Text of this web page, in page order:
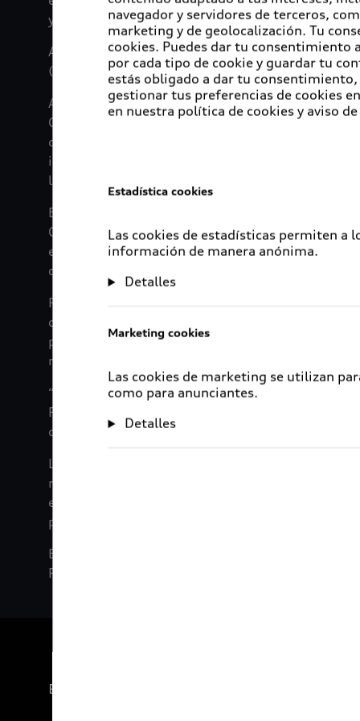
y modelos a seguir.
Audi ha participado en la Cumbre Mundial One
(Ingolstadt, Neckarsulm, Beijing, Bruselas, Győr
A Emmanuel Acosta, mexicano de 27 años y
Chiapa impulsa una campaña de información
desconsiderada. “Una sola colilla puede
indebidamente desechados y estamos en
libros o macetas”, comenta Emmanuel.
En la planta de Bruselas, Austen Lowe, de 22
ONU para reducir las desigualdades con el
en donde se hablan cuatro idiomas", dice Lowe,
comprensión y reducir la desigualdad".
Para Audi, la protección del medio ambiente va
objetivo de promover tecnologías ecológicas y
países participen en el One Young World. Entre
macro y micro plásticos o suministran
“Estoy orgulloso de mis jóvenes colegas y los
Foundation, estamos comprometidos en
comentó Rüdiger Recknagel, Director Gerente
La Cumbre Mundial One Young World reúne a
medio ambiente y el clima, así como con la
evento, los seleccionados discutirán sus
para los desafíos globales de nuestros tiempos.
Este año, entre los invitados al foro estarán Ban
Paz.
Experiencia
navegador y servidores de terceros,
marketing y de geolocalización. Tu
cookies. Puedes dar tu
por cada tipo de cookie y guardar tu
estás obligado a dar tu
gestionar tus preferencias de cookies
en nuestra política de cookies y aviso
Estadística cookies
Las cookies de estadísticas permiten
información de manera anónima.
Detalles
Marketing cookies
Las cookies de marketing se utilizan
como para anunciantes.
Detalles